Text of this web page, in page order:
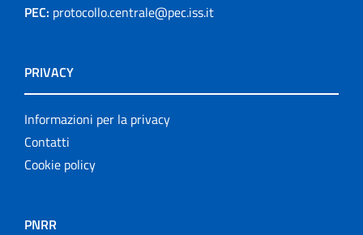
PEC: protocollo.centrale@pec.iss.it
PRIVACY
Informazioni per la privacy
Contatti
Cookie policy
PNRR